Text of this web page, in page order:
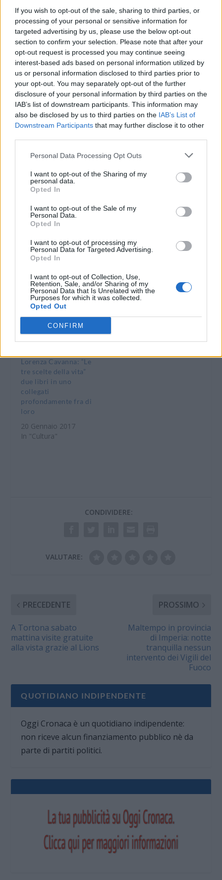
If you wish to opt-out of the sale, sharing to third parties, or
processing of your personal or sensitive information for
targeted advertising by us, please use the below opt-out
section to confirm your selection. Please note that after your
opt-out request is processed you may continue seeing
interest-based ads based on personal information utilized by
us or personal information disclosed to third parties prior to
your opt-out. You may separately opt-out of the further
disclosure of your personal information by third parties on the
IAB’s list of downstream participants. This information may
also be disclosed by us to third parties on the IAB’s List of
Downstream Participants that may further disclose it to other
Personal Data Processing Opt Outs
I want to opt-out of the Sharing of my
personal data.
Opted In
I want to opt-out of the Sale of my
Personal Data.
Opted In
I want to opt-out of processing my
Personal Data for Targeted Advertising.
Opted In
I want to opt-out of Collection, Use,
Retention, Sale, and/or Sharing of my
Personal Data that Is Unrelated with the
Purposes for which it was collected.
Opted Out
CONFIRM
DOWNLOAD QR 🠋
Condividi:
WhatsApp
Telegram
Stampa
A Gremiasco un
tre scelte della vita” e
di prodotti del
8 Ottobre 2016
In "Tortonese"
presentazione del
libro “Cella…una
Ferrari
16 Dicembre 2016
In "Tortonese"
Lorenza Cavanna: “Le
tre scelte della vita”
due libri in uno
collegati
profondamente fra di
loro
20 Gennaio 2017
In "Cultura"
CONDIVIDERE:
VALUTARE:
PRECEDENTE
A Tortona sabato
mattina visite gratuite
alla vista grazie al Lions
PROSSIMO
Maltempo in provincia
di Imperia: notte
tranquilla nessun
intervento dei Vigili del
Fuoco
QUOTIDIANO INDIPENDENTE
Oggi Cronaca è un quotidiano indipendente:
non riceve alcun finanziamento pubblico nè da
parte di partiti politici.